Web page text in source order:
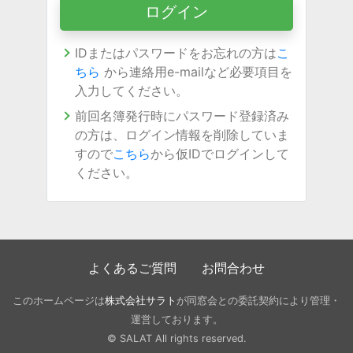
IDまたはパスワードをお忘れの方はこ
ちら から連絡用e-mailなど必要項目を
入力してください。
前回名簿発行時にパスワード登録済み
の方は、ログイン情報を削除していま
すのでこちらから仮IDでログインして
ください。
よくあるご質問 お問合わせ
このホームページは株式会社サラト が同窓会との委託契約により管理・
運営しております。
© SALAT All rights reserved.